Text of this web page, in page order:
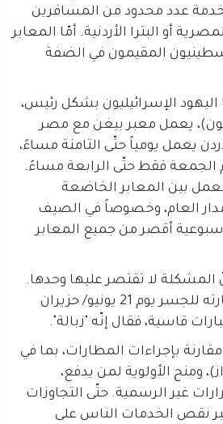
عدد محدود من المسافرين
أو البترا الأردنية. أمّا المعابر
المقيمون في الضفة
اليهود الإسرائيليون بشكل رئيس،
يعمل معبر بيغن مع مصر
يعمل يومياً حتّى الثامنة مساءً،
الجمعة فقط حتّى الرابعة مساءً.
بين المعابر الخاضعة
مدار العام، وخصوصاً في الصيف
أقصر من جميع المعابر
المشكلة لا تقتصر عليها وحدها.
ففي الجانب الأردني ثمّة حاجة ماسّة إلى تحسينات. وبعد زيارته للجسر يوم 21 يونيو/ حزيران
قاسية، فقال إنّه "زبالة".
بإجراءات المطارات، بما في
ومنح الأولوية لمن يدفع،
غير الرسمية. حتّى التجاوزات
نقص الخدمات الناس على